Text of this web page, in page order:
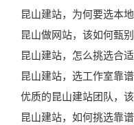
昆山建站，为何要选本地
昆山做网站，该如何甄
昆山建站，怎么挑选合
昆山建站，选工作室靠谱
优质的昆山建站团队，该
昆山建站，如何挑选靠